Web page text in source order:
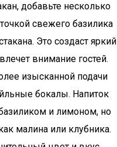
добавьте несколько
свежего базилика
Это создаст яркий
внимание гостей.
изысканной подачи
бокалы. Напиток
и лимоном, но
малина или клубника.